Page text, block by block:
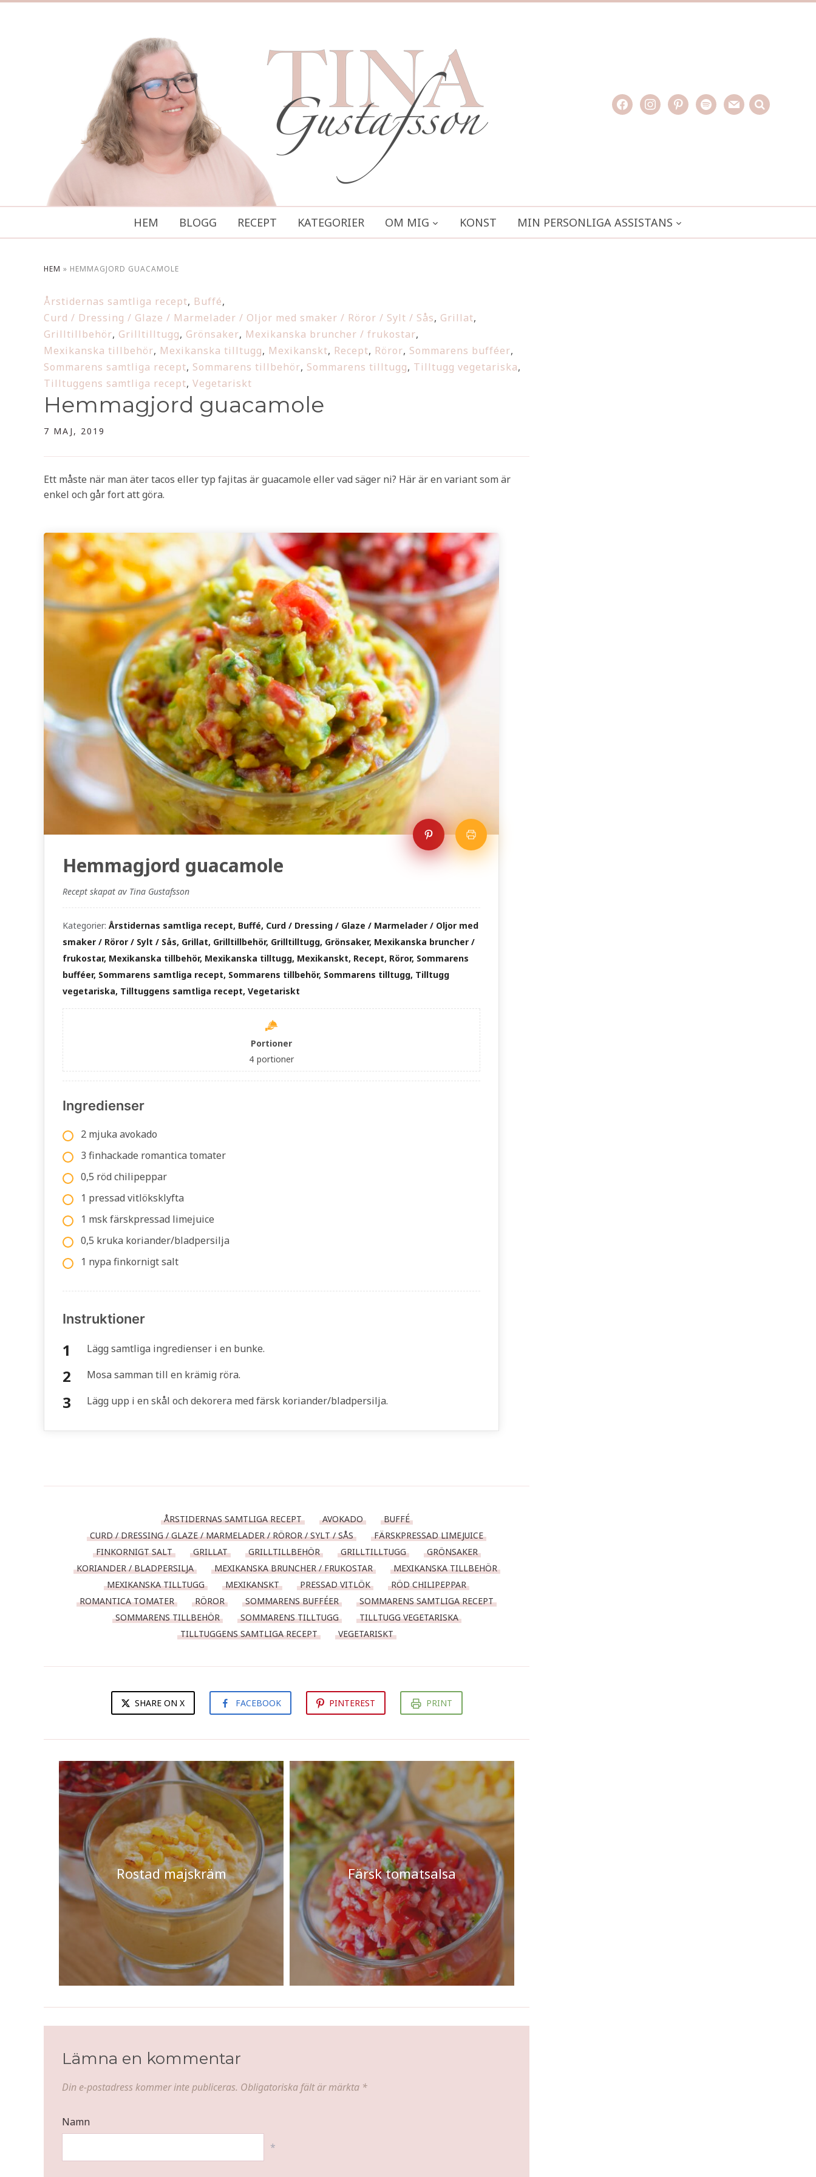
facebookinstagrampinterestspotifymail search
HEM BLOGG RECEPT KATEGORIER OM MIG KONST MIN PERSONLIGA ASSISTANS
HEM » HEMMAGJORD GUACAMOLE
Årstidernas samtliga recept, Buffé,
Curd / Dressing / Glaze / Marmelader / Oljor med smaker / Röror / Sylt / Sås, Grillat,
Grilltillbehör, Grilltilltugg, Grönsaker, Mexikanska bruncher / frukostar,
Mexikanska tillbehör, Mexikanska tilltugg, Mexikanskt, Recept, Röror, Sommarens bufféer,
Sommarens samtliga recept, Sommarens tillbehör, Sommarens tilltugg, Tilltugg vegetariska,
Tilltuggens samtliga recept, Vegetariskt
Hemmagjord guacamole
7 MAJ, 2019
Ett måste när man äter tacos eller typ fajitas är guacamole eller vad säger ni? Här är en variant som är
enkel och går fort att göra.
Hemmagjord guacamole
Recept skapat av Tina Gustafsson
Kategorier: Årstidernas samtliga recept, Buffé, Curd / Dressing / Glaze / Marmelader / Oljor med
smaker / Röror / Sylt / Sås, Grillat, Grilltillbehör, Grilltilltugg, Grönsaker, Mexikanska bruncher /
frukostar, Mexikanska tillbehör, Mexikanska tilltugg, Mexikanskt, Recept, Röror, Sommarens
bufféer, Sommarens samtliga recept, Sommarens tillbehör, Sommarens tilltugg, Tilltugg
vegetariska, Tilltuggens samtliga recept, Vegetariskt
Portioner
4 portioner
Ingredienser
2 mjuka avokado
3 finhackade romantica tomater
0,5 röd chilipeppar
1 pressad vitlöksklyfta
1 msk färskpressad limejuice
0,5 kruka koriander/bladpersilja
1 nypa finkornigt salt
Instruktioner
Lägg samtliga ingredienser i en bunke.
Mosa samman till en krämig röra.
Lägg upp i en skål och dekorera med färsk koriander/bladpersilja.
ÅRSTIDERNAS SAMTLIGA RECEPT AVOKADO
BUFFÉ
CURD / DRESSING / GLAZE / MARMELADER / RÖROR / SYLT / SÅS
FÄRSKPRESSAD LIMEJUICE
FINKORNIGT SALT
GRILLAT GRILLTILLBEHÖR GRILLTILLTUGG
GRÖNSAKER
KORIANDER / BLADPERSILJA
MEXIKANSKA BRUNCHER / FRUKOSTAR
MEXIKANSKA TILLBEHÖR
MEXIKANSKA TILLTUGG
MEXIKANSKT PRESSAD VITLÖK
RÖD CHILIPEPPAR
ROMANTICA TOMATER
RÖROR SOMMARENS BUFFÉER
SOMMARENS SAMTLIGA RECEPT
SOMMARENS TILLBEHÖR
SOMMARENS TILLTUGG
TILLTUGG VEGETARISKA
TILLTUGGENS SAMTLIGA RECEPT
VEGETARISKT
SHARE ON X FACEBOOK PINTEREST PRINT
Rostad majskräm Färsk tomatsalsa
Lämna en kommentar
Din e-postadress kommer inte publiceras. Obligatoriska fält är märkta *
Namn
*